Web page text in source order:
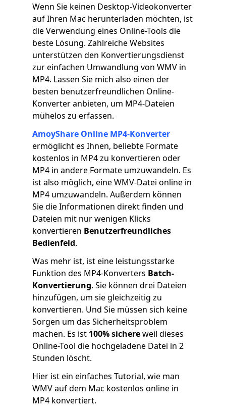
Wenn Sie keinen Desktop-Videokonverter
auf Ihren Mac herunterladen möchten, ist
die Verwendung eines Online-Tools die
beste Lösung. Zahlreiche Websites
unterstützen den Konvertierungsdienst
zur einfachen Umwandlung von WMV in
MP4. Lassen Sie mich also einen der
besten benutzerfreundlichen Online-
Konverter anbieten, um MP4-Dateien
mühelos zu erfassen.
AmoyShare Online MP4-Konverter
ermöglicht es Ihnen, beliebte Formate
kostenlos in MP4 zu konvertieren oder
MP4 in andere Formate umzuwandeln. Es
ist also möglich, eine WMV-Datei online in
MP4 umzuwandeln. Außerdem können
Sie die Informationen direkt finden und
Dateien mit nur wenigen Klicks
konvertieren Benutzerfreundliches
Bedienfeld.
Was mehr ist, ist eine leistungsstarke
Funktion des MP4-Konverters Batch-
Konvertierung. Sie können drei Dateien
hinzufügen, um sie gleichzeitig zu
konvertieren. Und Sie müssen sich keine
Sorgen um das Sicherheitsproblem
machen. Es ist 100% sichereweil dieses
Online-Tool die hochgeladene Datei in 2
Stunden löscht.
Hier ist ein einfaches Tutorial, wie man
WMV auf dem Mac kostenlos online in
MP4 konvertiert.